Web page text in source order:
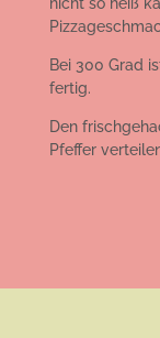
Bei 300 Grad
fertig.
Den
Pfeffer